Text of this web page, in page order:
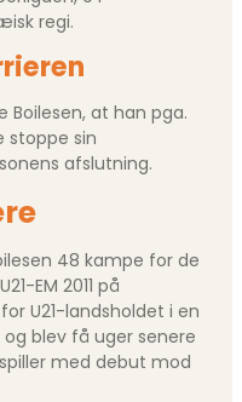
regi.
Boilesen, at han pga.
stoppe sin
afslutning.
48 kampe for de
EM 2011 på
U21-landsholdet i en
og blev få uger senere
med debut mod